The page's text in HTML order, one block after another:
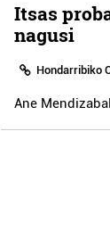
Itsas
nagusi
Hondarribiko
Ane